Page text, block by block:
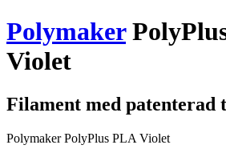
Polymaker
Violet
Filament med patenterad
Polymaker PolyPlus PLA Violet